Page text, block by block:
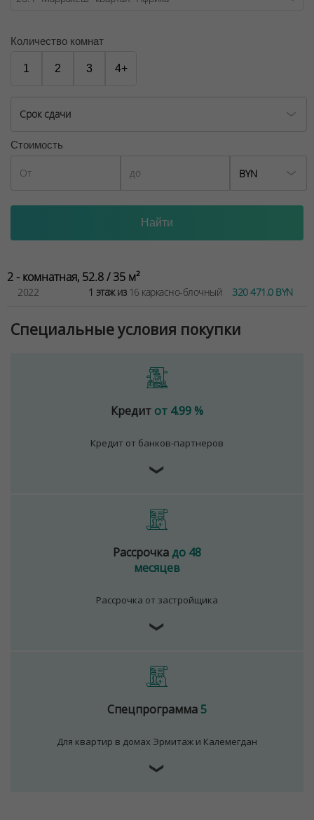
№02240/129 от 06.09.06г.
Договор на оказание риэлтерских услуг № 447/6, от
Количество комнат
1 2 3 4+
Срок сдачи
Стоимость
BYN
2 - комнатная, 52.8 / 35 м²
2022 1 этаж из16 каркасно-блочный 320 471.0 BYN
Специальные условия покупки
Кредит от 4.99 %
Кредит от банков-партнеров
❯
Рассрочкадо 48
месяцев
Рассрочка от застройщика
❯
Спецпрограмма5
Для квартир в домах Эрмитаж и Калемегдан
❯